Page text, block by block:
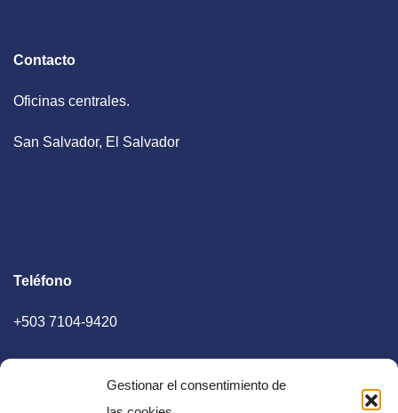
Gestionar el consentimiento de
Contacto
Oficinas centrales.
San Salvador, El Salvador
Teléfono
+503 7104-9420